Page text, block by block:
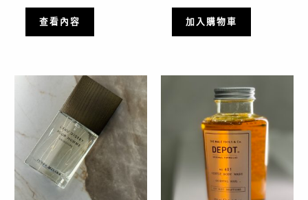
查看內容 加入購物車